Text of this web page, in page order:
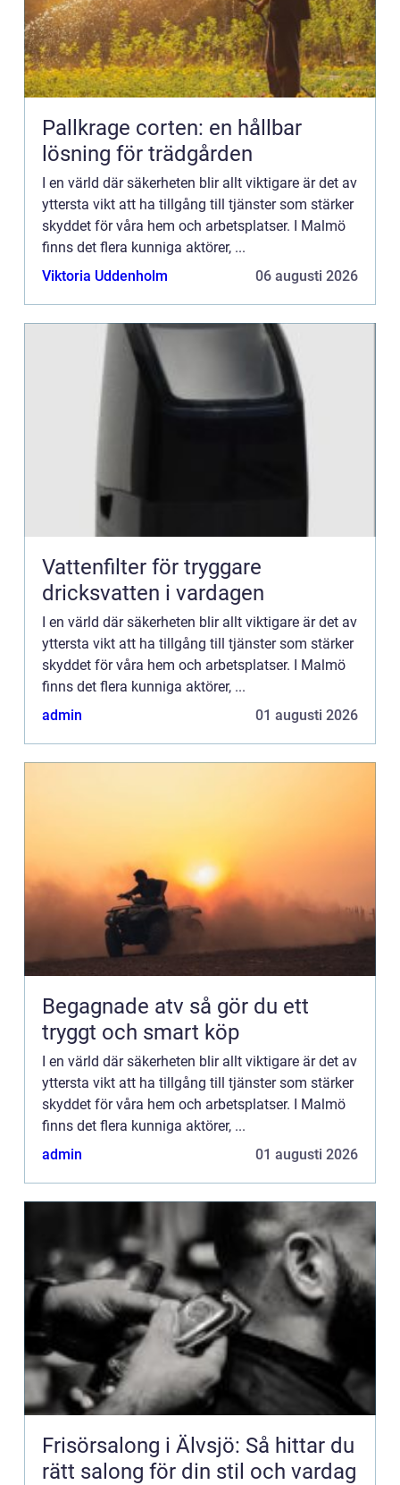
Pallkrage corten: en hållbar
lösning för trädgården
I en värld där säkerheten blir allt viktigare är det av
yttersta vikt att ha tillgång till tjänster som stärker
skyddet för våra hem och arbetsplatser. I Malmö
finns det flera kunniga aktörer, ...
Viktoria Uddenholm
06 augusti 2026
Vattenfilter för tryggare
dricksvatten i vardagen
I en värld där säkerheten blir allt viktigare är det av
yttersta vikt att ha tillgång till tjänster som stärker
skyddet för våra hem och arbetsplatser. I Malmö
finns det flera kunniga aktörer, ...
admin
01 augusti 2026
Begagnade atv så gör du ett
tryggt och smart köp
I en värld där säkerheten blir allt viktigare är det av
yttersta vikt att ha tillgång till tjänster som stärker
skyddet för våra hem och arbetsplatser. I Malmö
finns det flera kunniga aktörer, ...
admin
01 augusti 2026
Frisörsalong i Älvsjö: Så hittar du
rätt salong för din stil och vardag